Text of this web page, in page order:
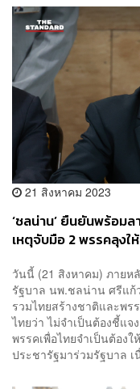
21 สิงหาคม 2023
‘ชลน่าน’ ยืนยันพร้อม
เหตุจับมือ 2 พรรคลุงใ
วันนี้ (21 สิงหาคม) ภายห
รัฐบาล นพ.ชลน่าน ศรีแก้
รวมไทยสร้างชาติและพร
ไทยว่า ไม่จำเป็นต้องชี้แจ
พรรคเพื่อไทยจำเป็นต้อง
ประชารัฐมาร่วมรัฐบาล เ